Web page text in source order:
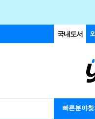
국내도서
빠른분야찾